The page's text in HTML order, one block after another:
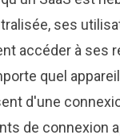
ses
accéder à ses
quel
d'une
de connexion